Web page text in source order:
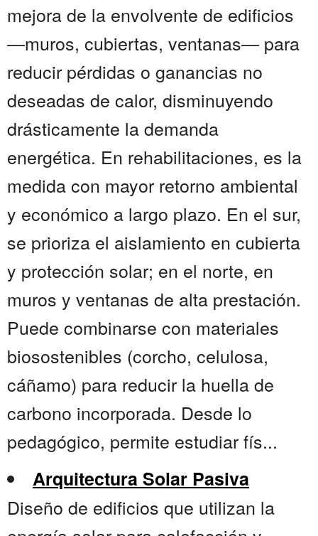
mejora de la envolvente de edificios
—muros, cubiertas, ventanas— para
reducir pérdidas o ganancias no
deseadas de calor, disminuyendo
drásticamente la demanda
energética. En rehabilitaciones, es la
medida con mayor retorno ambiental
y económico a largo plazo. En el sur,
se prioriza el aislamiento en cubierta
y protección solar; en el norte, en
muros y ventanas de alta prestación.
Puede combinarse con materiales
biosostenibles (corcho, celulosa,
cáñamo) para reducir la huella de
carbono incorporada. Desde lo
pedagógico, permite estudiar fís...
Arquitectura Solar Pasiva
Diseño de edificios que utilizan la